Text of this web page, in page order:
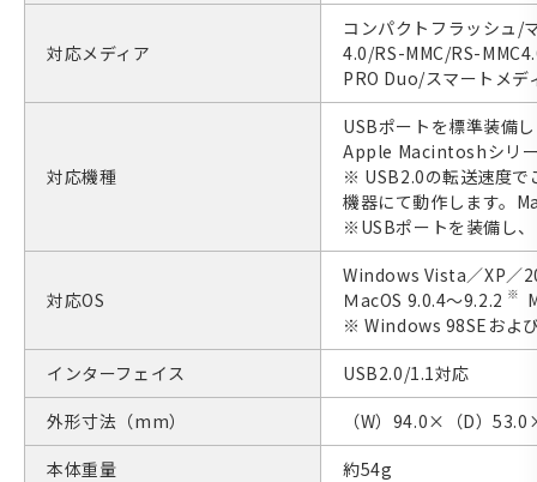
対応メディア
コンパクトフラッシュ/
4.0/RS-MMC/RS-
PRO Duo/スマートメデ
対応機種
USBポートを標準装備
Apple Macintoshシリ
※ USB2.0の転送速度で
機器にて動作します。
※USBポートを装備し
対応OS
Windows Vista／XP／
ＭacOS 9.0.4～9.2.2 ※
※ Windows 98SEおよ
インターフェイス
USB2.0/1.1対応
外形寸法（mm）
（W）94.0×（D）
本体重量
約54g